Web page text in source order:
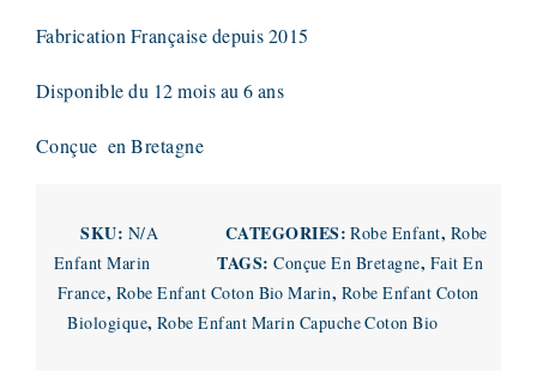
Fabrication Française depuis 2015
Disponible du 12 mois au 6 ans
Conçue en Bretagne
SKU: N/A CATEGORIES:Robe Enfant, Robe
Enfant Marin
TAGS:Conçue En Bretagne, Fait En
France, Robe Enfant Coton Bio Marin, Robe Enfant Coton
Biologique, Robe Enfant Marin Capuche Coton Bio